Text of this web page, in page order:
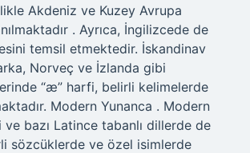
Akdeniz ve Kuzey Avrupa
. Ayrıca, İngilizcede de
temsil etmektedir. İskandinav
Norveç ve İzlanda gibi
“æ” harfi, belirli kelimelerde
Modern Yunanca . Modern
ve bazı Latince tabanlı dillerde de
sözcüklerde ve özel isimlerde